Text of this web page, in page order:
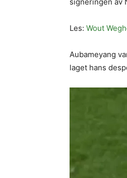
Les: Wout
Aubameyang
laget hans